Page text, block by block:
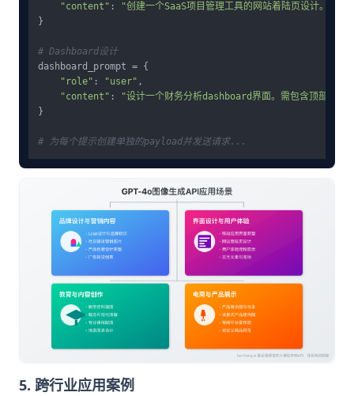
"content" :
"创建一个SaaS项目管理工具的网站着陆页设计。要
}
# Dashboard设计
dashboard_prompt = {
"role" : "user" ,
"content" :
"设计一个财务分析dashboard界面。需包含顶部的关
}
# 为每个提示创建单独的payload并发送请求...
5. 跨行业应用案例